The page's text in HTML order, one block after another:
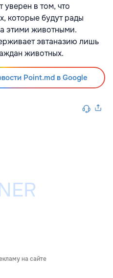
уверен в том, что
которые будут рады
этими животными.
эвтаназию лишь
животных.
Point.md в Google
на сайте